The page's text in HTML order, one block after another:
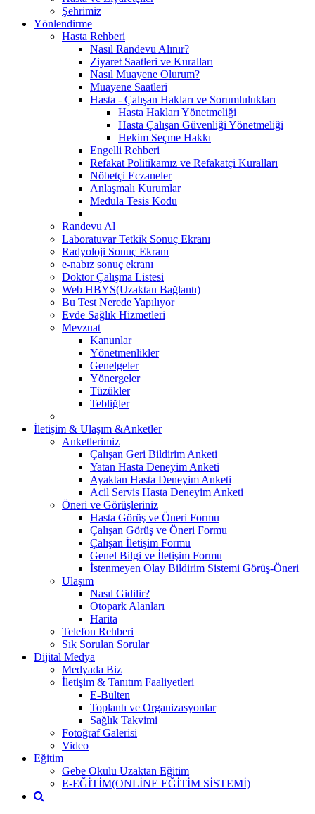
Şehrimiz
Yönlendirme
Hasta Rehberi
Nasıl Randevu Alınır?
Ziyaret Saatleri ve Kuralları
Nasıl Muayene Olurum?
Muayene Saatleri
Hasta - Çalışan Hakları ve Sorumlulukları
Hasta Hakları Yönetmeliği
Hasta Çalışan Güvenliği Yönetmeliği
Hekim Seçme Hakkı
Engelli Rehberi
Refakat Politikamız ve Refakatçi Kuralları
Nöbetçi Eczaneler
Anlaşmalı Kurumlar
Medula Tesis Kodu
Randevu Al
Laboratuvar Tetkik Sonuç Ekranı
Radyoloji Sonuç Ekranı
e-nabız sonuç ekranı
Doktor Çalışma Listesi
Web HBYS(Uzaktan Bağlantı)
Bu Test Nerede Yapılıyor
Evde Sağlık Hizmetleri
Mevzuat
Kanunlar
Yönetmenlikler
Genelgeler
Yönergeler
Tüzükler
Tebliğler
İletişim & Ulaşım &Anketler
Anketlerimiz
Çalışan Geri Bildirim Anketi
Yatan Hasta Deneyim Anketi
Ayaktan Hasta Deneyim Anketi
Acil Servis Hasta Deneyim Anketi
Öneri ve Görüşleriniz
Hasta Görüş ve Öneri Formu
Çalışan Görüş ve Öneri Formu
Çalışan İletişim Formu
Genel Bilgi ve İletişim Formu
İstenmeyen Olay Bildirim Sistemi Görüş-Öneri
Ulaşım
Nasıl Gidilir?
Otopark Alanları
Harita
Telefon Rehberi
Sık Sorulan Sorular
Dijital Medya
Medyada Biz
İletişim & Tanıtım Faaliyetleri
E-Bülten
Toplantı ve Organizasyonlar
Sağlık Takvimi
Fotoğraf Galerisi
Video
Eğitim
Gebe Okulu Uzaktan Eğitim
E-EĞİTİM(ONLİNE EĞİTİM SİSTEMİ)